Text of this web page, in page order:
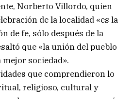
Norberto Villordo, quien
de la localidad «es la
de fe, sólo después de la
que «la unión del pueblo
mejor sociedad».
que comprendieron lo
religioso, cultural y